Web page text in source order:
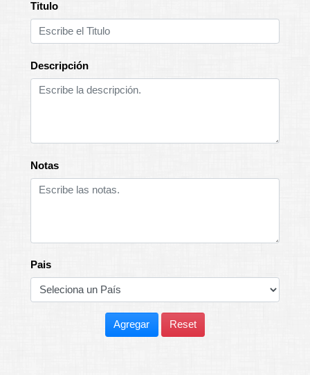
Titulo
Descripción
Notas
Pais
Agregar Reset